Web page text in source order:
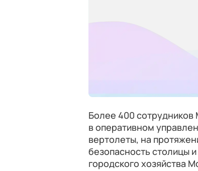
Более 400 сотрудников
в оперативном
вертолеты, на
безопасность столицы
городского хозяйства